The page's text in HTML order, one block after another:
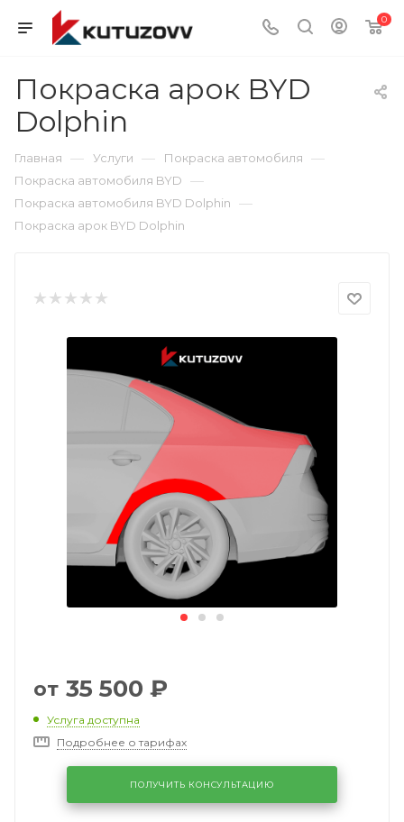
0
Покраска арок BYD
Dolphin
Главная — Услуги — Покраска автомобиля —
Покраска автомобиля BYD —
Покраска автомобиля BYD Dolphin —
Покраска арок BYD Dolphin
от 35 500 ₽
Услуга доступна
Подробнее о тарифах
ПОЛУЧИТЬ КОНСУЛЬТАЦИЮ